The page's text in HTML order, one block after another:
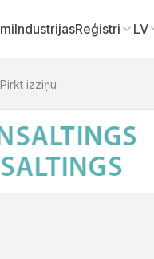
IndustrijasReģistri LV
Pirkt izziņu